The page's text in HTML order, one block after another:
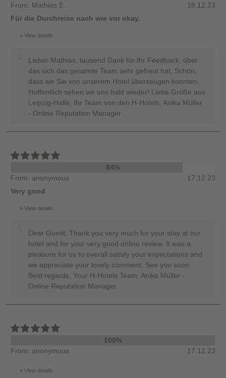
From: Mathias E.
18.12.23
Für die Durchreise nach wie vor okay.
View details
Lieber Mathias, tausend Dank für Ihr Feedback, über
das sich das gesamte Team sehr gefreut hat. Schön,
dass wir Sie von unserem Hotel überzeugen konnten.
Hoffentlich sehen wir uns bald wieder! Liebe Grüße aus
Leipzig-Halle, Ihr Team von den H-Hotels, Anika Müller
- Online Reputation Manager
84%
From: anonymous
17.12.23
Very good
View details
Dear Guest, Thank you very much for your stay at our
hotel and for your very good online review. It was a
pleasure for us to overall satisfy your expectations and
we appreciate your lovely comment. See you soon.
Best regards, Your H-Hotels Team, Anika Müller -
Online Reputation Manager
100%
From: anonymous
17.12.23
View details